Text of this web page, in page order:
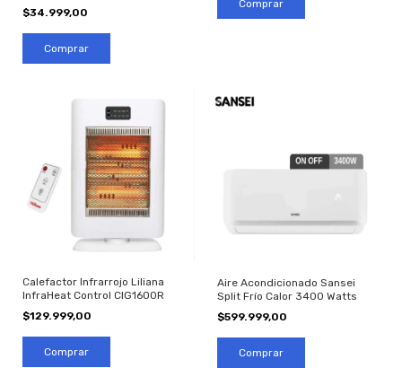
$34.999,00
Calefactor Infrarrojo Liliana
InfraHeat Control CIG1600R
$129.999,00
Aire Acondicionado Sansei
Split Frío Calor 3400 Watts
$599.999,00